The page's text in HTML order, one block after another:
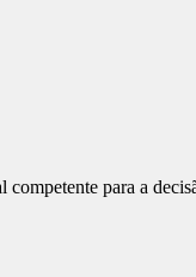
para a